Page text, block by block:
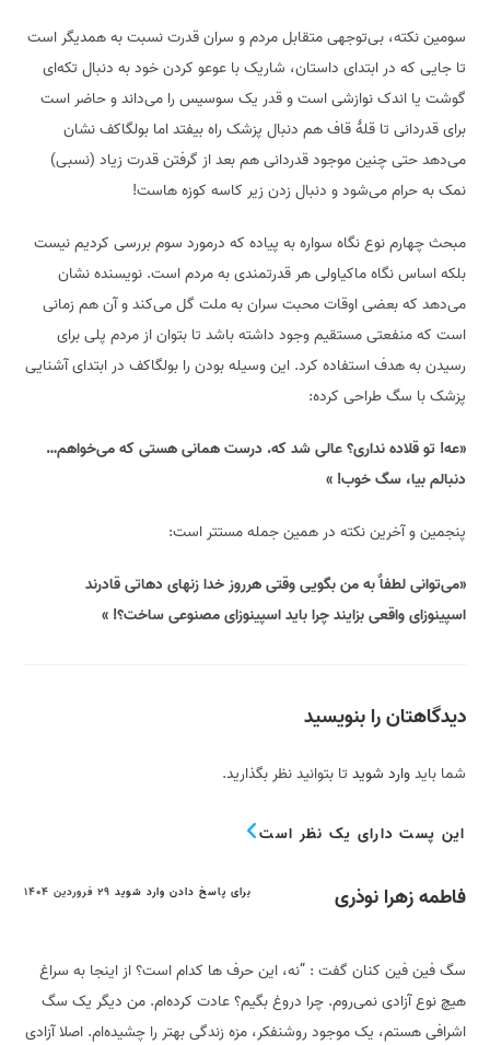
سومین نکته، بی‌توجهی متقابل مردم و سران قدرت نسبت به همدیگر است
تا جایی که در ابتدای داستان، شاریک با عوعو کردن خود به دنبال تکه‌ای
گوشت یا اندک نوازشی است و قدر یک سوسیس را می‌داند و حاضر است
برای قدردانی تا قلهٔ قاف هم دنبال پزشک راه بیفتد اما بولگاکف نشان
می‌دهد حتی چنین موجود قدردانی هم بعد از گرفتن قدرت زیاد (نسبی)
نمک به حرام می‌شود و دنبال زدن زیر کاسه کوزه هاست!
مبحث چهارم نوع نگاه سواره به پیاده که درمورد سوم بررسی کردیم نیست
بلکه اساس نگاه ماکیاولی هر قدرتمندی به مردم است. نویسنده نشان
می‌دهد که بعضی اوقات محبت سران به ملت گل می‌کند و آن هم زمانی
است که منفعتی مستقیم وجود داشته باشد تا بتوان از مردم پلی برای
رسیدن به هدف استفاده کرد. این وسیله بودن را بولگاکف در ابتدای آشنایی
پزشک با سگ طراحی کرده:
«عه! تو قلاده نداری؟ عالی شد که. درست همانی هستی که می‌خواهم…
دنبالم بیا، سگ خوب! »
پنجمین و آخرین نکته در همین جمله مستتر است:
«می‌توانی لطفاٌ به من بگویی وقتی هرروز خدا زنهای دهاتی قادرند
اسپینوزای واقعی بزایند چرا باید اسپینوزای مصنوعی ساخت؟! »
دیدگاهتان را بنویسید
شما بایدوارد شوید تا بتوانید نظر بگذارید.
این پست دارای یک نظر است
فاطمه زهرا نوذری برای پاسخ دادن وارد شوید ۲۹ فروردین ۱۴۰۴
سگ فین فین کنان گفت : “نه، این حرف ها کدام است؟ از اینجا به سراغ
هیچ نوع آزادی نمی‌روم. چرا دروغ بگیم؟ عادت کرده‌ام. من دیگر یک سگ
اشرافی هستم، یک موجود روشنفکر، مزه زندگی بهتر را چشیده‌ام. اصلا آزادی